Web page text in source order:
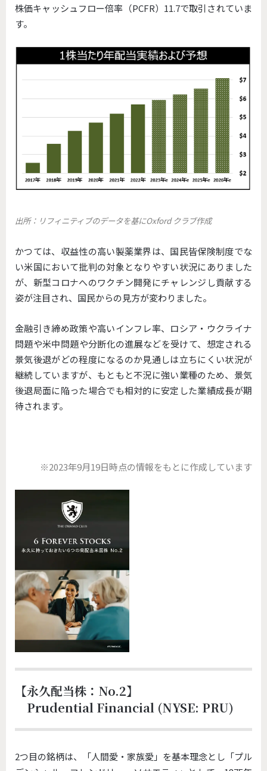
株価キャッシュフロー倍率（PCFR）11.7で取引されていま
す。
出所：リフィニティブのデータを基にOxford クラブ作成
かつては、収益性の高い製薬業界は、国民皆保険制度でな
い米国において批判の対象となりやすい状況にありました
が、新型コロナへのワクチン開発にチャレンジし貢献する
姿が注目され、国民からの見方が変わりました。
金融引き締め政策や高いインフレ率、ロシア・ウクライナ
問題や米中問題や分断化の進展などを受けて、想定される
景気後退がどの程度になるのか見通しは立ちにくい状況が
継続していますが、もともと不況に強い業種のため、景気
後退局面に陥った場合でも相対的に安定した業績成長が期
待されます。
※2023年9月19日時点の情報をもとに作成しています
【永久配当株：No.2】
Prudential Financial (NYSE: PRU)
2つ目の銘柄は、「人間愛・家族愛」を基本理念とし「プル